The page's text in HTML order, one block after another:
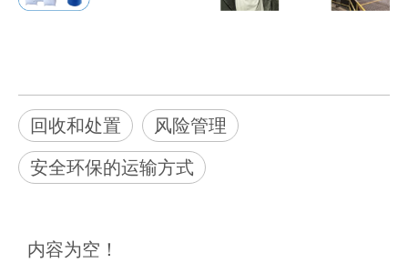
回收和处置 风险管理
安全环保的运输方式
内容为空！